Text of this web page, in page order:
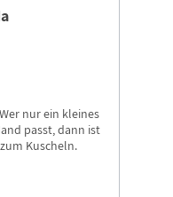
nur ein kleines
passt, dann ist
Kuscheln.